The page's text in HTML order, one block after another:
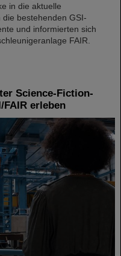
in die aktuelle
bestehenden GSI-
und informierten sich
FAIR.
Science-Fiction-
FAIR erleben